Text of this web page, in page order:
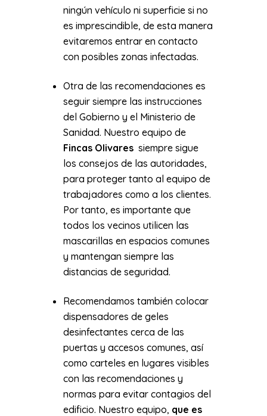
ningún vehículo ni superficie si no
es imprescindible, de esta manera
evitaremos entrar en contacto
con posibles zonas infectadas.
Otra de las recomendaciones es
seguir siempre las instrucciones
del Gobierno y el Ministerio de
Sanidad. Nuestro equipo de
Fincas Olivares siempre sigue
los consejos de las autoridades,
para proteger tanto al equipo de
trabajadores como a los clientes.
Por tanto, es importante que
todos los vecinos utilicen las
mascarillas en espacios comunes
y mantengan siempre las
distancias de seguridad.
Recomendamos también colocar
dispensadores de geles
desinfectantes cerca de las
puertas y accesos comunes, así
como carteles en lugares visibles
con las recomendaciones y
normas para evitar contagios del
edificio. Nuestro equipo, que es